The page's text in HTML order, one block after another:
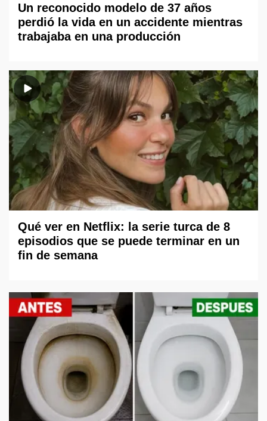
Un reconocido modelo de 37 años
perdió la vida en un accidente mientras
trabajaba en una producción
Qué ver en Netflix: la serie turca de 8
episodios que se puede terminar en un
fin de semana